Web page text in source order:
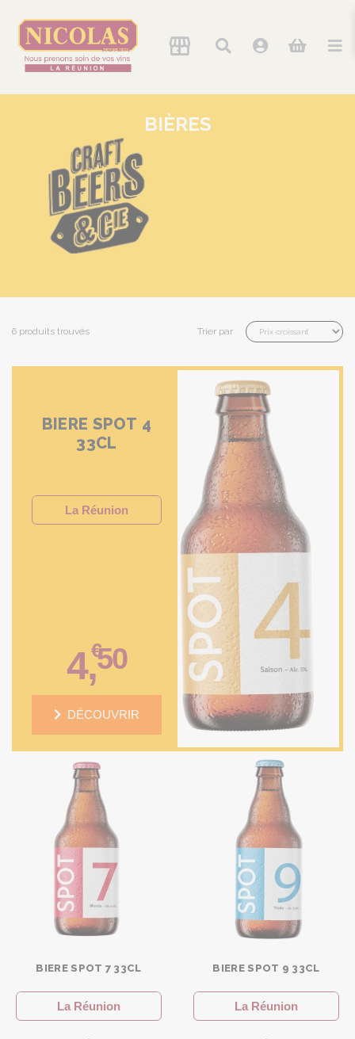
BIÈRES
6 produits trouvés Trier par
BIERE SPOT 4
33CL
La Réunion
4
,€50
DÉCOUVRIR
BIERE SPOT 7 33CL
La Réunion
BIERE SPOT 9 33CL
La Réunion